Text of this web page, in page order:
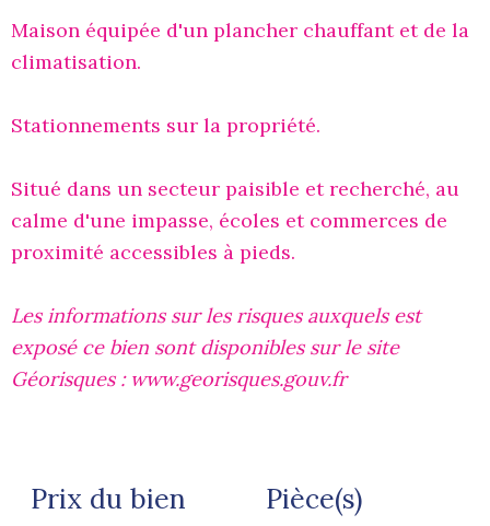
Maison équipée d'un plancher chauffant et de la
climatisation.
Stationnements sur la propriété.
Situé dans un secteur paisible et recherché, au
calme d'une impasse, écoles et commerces de
proximité accessibles à pieds.
Les informations sur les risques auxquels est
exposé ce bien sont disponibles sur le site
Géorisques : www.georisques.gouv.fr
Prix du bien Pièce(s)